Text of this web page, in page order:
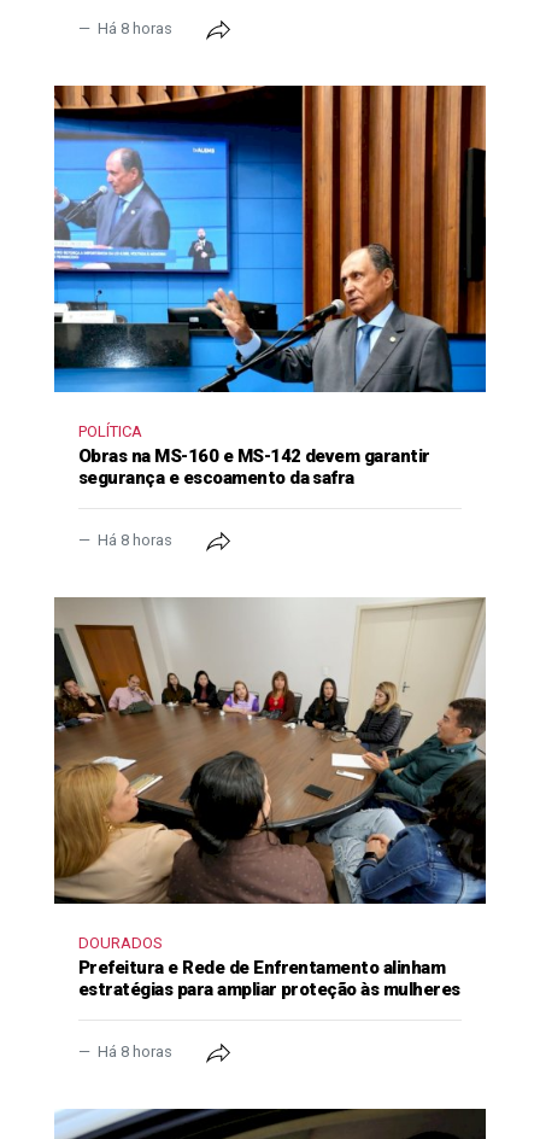
Há 8 horas
POLÍTICA
Obras na MS-160 e MS-142 devem garantir
segurança e escoamento da safra
Há 8 horas
DOURADOS
Prefeitura e Rede de Enfrentamento alinham
estratégias para ampliar proteção às mulheres
Há 8 horas